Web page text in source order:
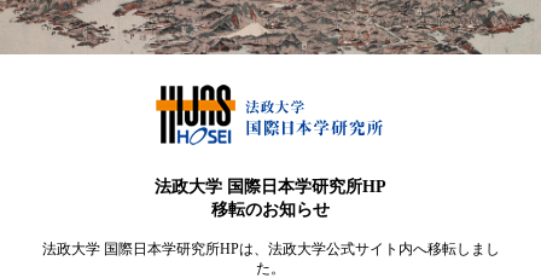
法政大学 国際日本学研究所HP
移転のお知らせ
法政大学 国際日本学研究所HPは、法政大学公式サイト内へ移転しまし
た。